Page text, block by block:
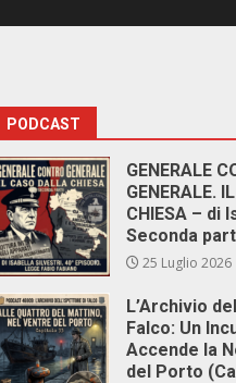
PODCAST
GENERALE
GENERALE.
CHIESA – di
Seconda
25 Luglio 2026
L’Archivio
Falco: Un
Accende la
del Porto